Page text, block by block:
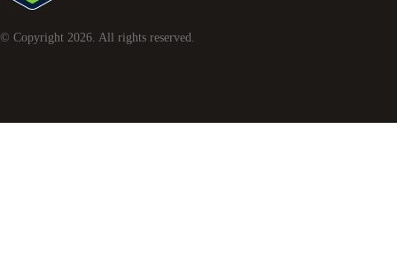
© Copyright 2026 . All rights reserved.